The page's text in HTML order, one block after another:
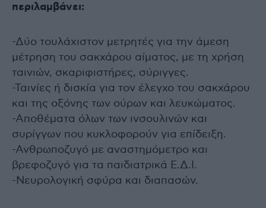
περιλαμβάνει:
-Δύο τουλάχιστον μετρητές για την άμεση
μέτρηση του σακχάρου αίματος, με τη χρήση
ταινιών, σκαριφιστήρες, σύριγγες.
-Ταινίες ή δισκία για τον έλεγχο του σακχάρου
και της οξόνης των ούρων και λευκώματος.
-Αποθέματα όλων των ινσουλινών και
συρίγγων που κυκλοφορούν για επίδειξη.
-Ανθρωποζυγό με αναστημόμετρο και
βρεφοζυγό για τα παιδιατρικά Ε.Δ.Ι.
-Νευρολογική σφύρα και διαπασών.